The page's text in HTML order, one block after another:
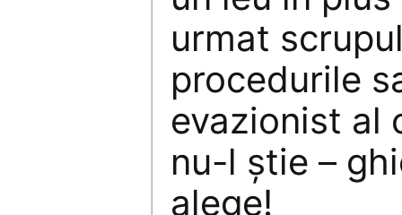
urmat
procedurile
evazionist al
nu-l ştie –
alege!